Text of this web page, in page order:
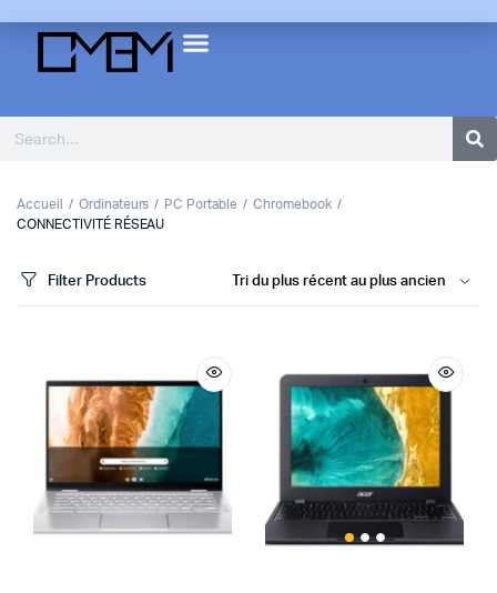
Accueil Ordinateurs PC Portable
Chromebook
CONNECTIVITÉ RÉSEAU
Filter Products